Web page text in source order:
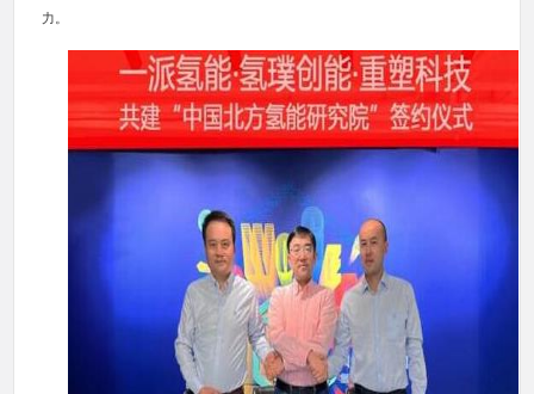
力。